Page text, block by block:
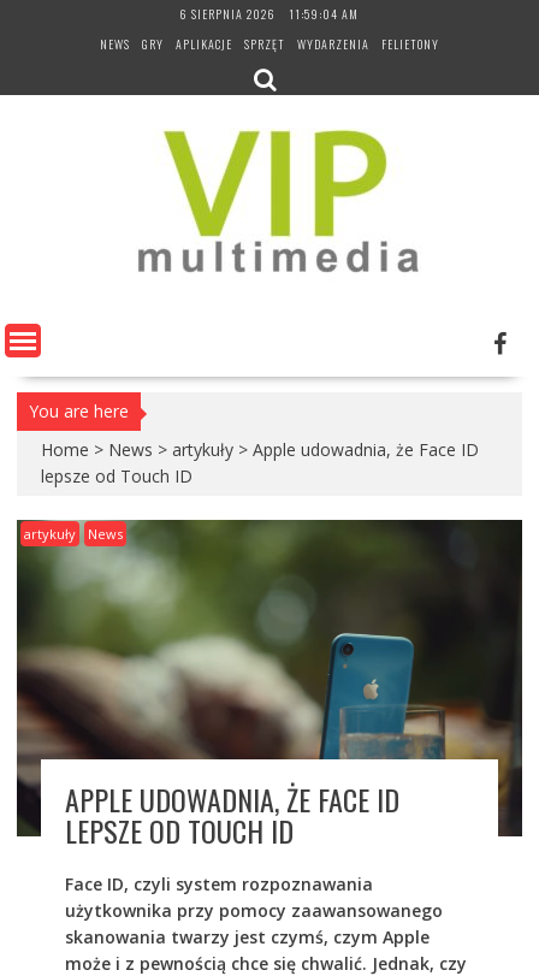
6 SIERPNIA 2026
11:59:05 AM
NEWS
GRY APLIKACJE SPRZĘT WYDARZENIA FELIETONY
You are here
Home > News > artykuły > Apple udowadnia, że Face ID
lepsze od Touch ID
artykuły News
APPLE UDOWADNIA, ŻE FACE ID
LEPSZE OD TOUCH ID
Face ID, czyli system rozpoznawania
użytkownika przy pomocy zaawansowanego
skanowania twarzy jest czymś, czym Apple
może i z pewnością chce się chwalić. Jednak, czy